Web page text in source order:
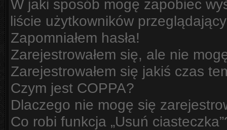
W jaki sposób mogę zapobiec
liście użytkowników
Zapomniałem hasła!
Zarejestrowałem się, ale nie
Zarejestrowałem się jakiś czas
Czym jest COPPA?
Dlaczego nie mogę się
Co robi funkcja „Usuń